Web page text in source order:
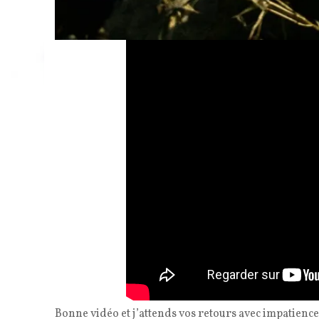
Bonne vidéo et j’attends vos retours avec